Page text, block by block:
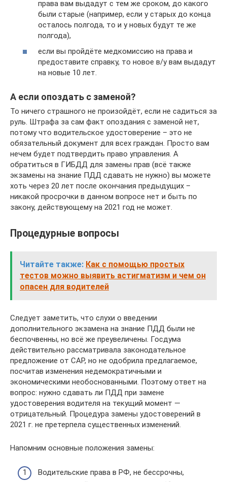
права вам выдадут с тем же сроком, до какого
были старые (например, если у старых до конца
осталось полгода, то и у новых будут те же
полгода),
если вы пройдёте медкомиссию на права и
предоставите справку, то новое в/у вам выдадут
на новые 10 лет.
А если опоздать с заменой?
То ничего страшного не произойдёт, если не садиться за
руль. Штрафа за сам факт опоздания с заменой нет,
потому что водительское удостоверение – это не
обязательный документ для всех граждан. Просто вам
нечем будет подтвердить право управления. А
обратиться в ГИБДД для замены прав (всё также
экзамены на знание ПДД сдавать не нужно) вы можете
хоть через 20 лет после окончания предыдущих –
никакой просрочки в данном вопросе нет и быть по
закону, действующему на 2021 год не может.
Процедурные вопросы
Читайте также: Как с помощью простых
тестов можно выявить астигматизм и чем он
опасен для водителей
Следует заметить, что слухи о введении
дополнительного экзамена на знание ПДД были не
беспочвенны, но всё же преувеличены. Госдума
действительно рассматривала законодательное
предложение от САР, но не одобрила предлагаемое,
посчитав изменения недемократичными и
экономическими необоснованными. Поэтому ответ на
вопрос: нужно сдавать ли ПДД при замене
удостоверения водителя на текущий момент —
отрицательный. Процедура замены удостоверений в
2021 г. не претерпела существенных изменений.
Напомним основные положения замены:
Водительские права в РФ, не бессрочны,